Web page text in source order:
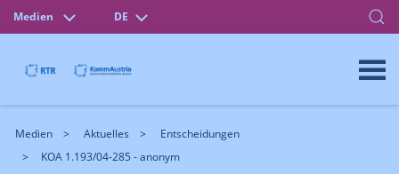
Medien DE
Medien Aktuelles
Entscheidungen
KOA 1.193/04-285 - anonym